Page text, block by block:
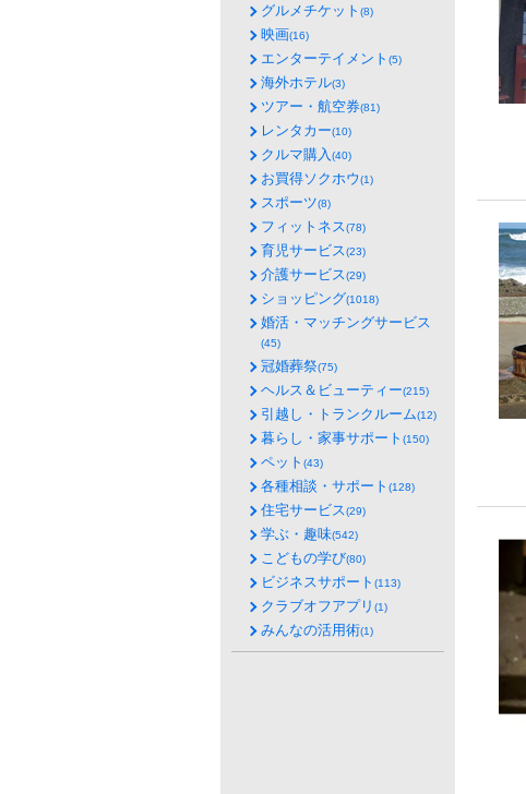
グルメチケット (8)
映画(16)
エンターテイメント (5)
海外ホテル(3)
ツアー・航空券(81)
レンタカー(10)
クルマ購入 (40)
お買得ソクホウ(1)
スポーツ(8)
フィットネス(78)
育児サービス(23)
介護サービス(29)
ショッピング(1018)
婚活・マッチングサービス
(45)
冠婚葬祭(75)
ヘルス＆ビューティー(215)
引越し・トランクルーム(12)
暮らし・家事サポート (150)
ペット (43)
各種相談・サポート (128)
住宅サービス(29)
学ぶ・趣味(542)
こどもの学び(80)
ビジネスサポート (113)
クラブオフアプリ (1)
みんなの活用術(1)